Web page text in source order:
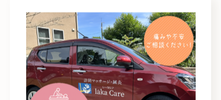
訪問マッサージ体験談が語る日常の変化
訪問マッサージを実際に利用した方々からは、「朝起き
た時の体の重だるさが軽減した」「以前よりも歩行がス
ムーズになった」といった変化が多く報告されていま